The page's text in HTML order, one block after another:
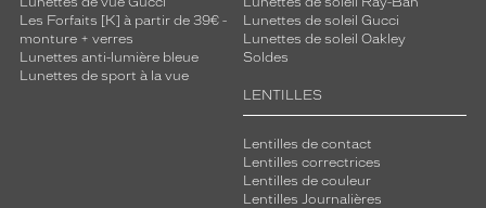
Les Forfaits [K] à partir de 39€ -
monture + verres
Lunettes anti-lumière bleue
Lunettes de sport à la vue
Lunettes de soleil Gucci
Lunettes de soleil Oakley
Soldes
LENTILLES
Lentilles de contact
Lentilles correctrices
Lentilles de couleur
Lentilles Journalières